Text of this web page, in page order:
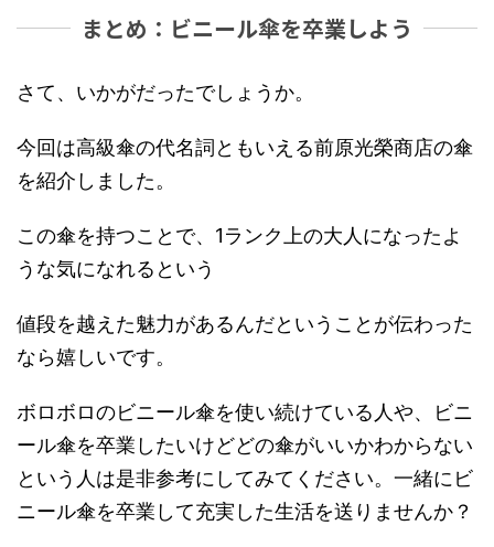
まとめ：ビニール傘を卒業しよう
さて、いかがだったでしょうか。
今回は高級傘の代名詞ともいえる前原光榮商店の傘
を紹介しました。
この傘を持つことで、1ランク上の大人になったよ
うな気になれるという
値段を越えた魅力があるんだということが伝わった
なら嬉しいです。
ボロボロのビニール傘を使い続けている人や、ビニ
ール傘を卒業したいけどどの傘がいいかわからない
という人は是非参考にしてみてください。一緒にビ
ニール傘を卒業して充実した生活を送りませんか？